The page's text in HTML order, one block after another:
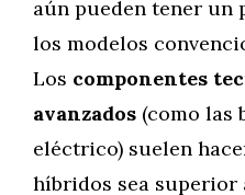
aún pueden tener un
los modelos
Los componentes
avanzados (como las
eléctrico) suelen
híbridos sea superior